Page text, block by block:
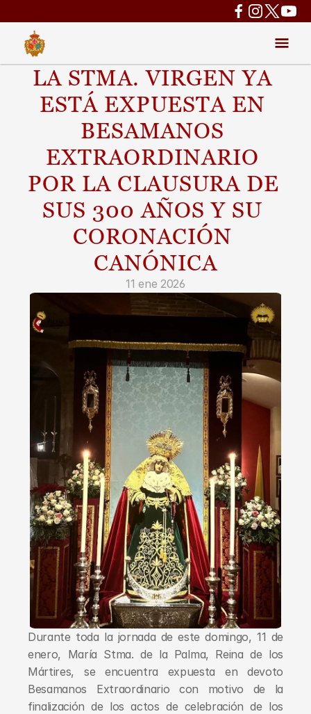
LA STMA. VIRGEN YA
ESTÁ EXPUESTA EN
BESAMANOS
EXTRAORDINARIO
POR LA CLAUSURA DE
SUS 300 AÑOS Y SU
CORONACIÓN
CANÓNICA
11 ene 2026
Durante toda la jornada de este domingo, 11 de
enero, María Stma. de la Palma, Reina de los
Mártires, se encuentra expuesta en devoto
Besamanos Extraordinario con motivo de la
finalización de los actos de celebración de los